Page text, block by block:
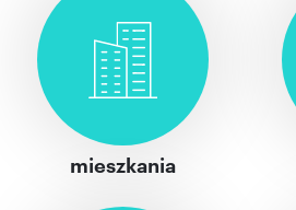
mieszkania